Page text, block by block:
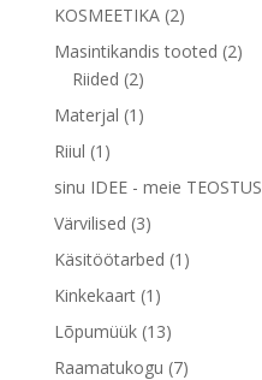
KOSMEETIKA 22
toodet
Masintikandis tooted 22
Riided 22
toodet
Materjal 1 1
Riiul 1 1
toode
sinu IDEE - meie TEOSTUS
Värvilised 33
toodet
Käsitöötarbed 1 1
Kinkekaart 1 1
toode
Lõpumüük 1313
toodet
Raamatukogu 77